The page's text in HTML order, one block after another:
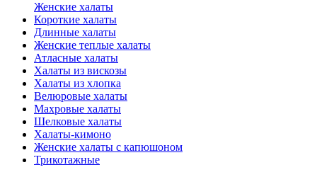
Женские халаты
Короткие халаты
Длинные халаты
Женские теплые халаты
Атласные халаты
Халаты из вискозы
Халаты из хлопка
Велюровые халаты
Махровые халаты
Шелковые халаты
Халаты-кимоно
Женские халаты с капюшоном
Трикотажные